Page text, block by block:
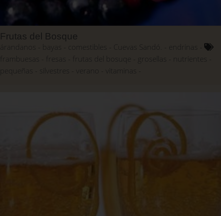
Frutas del Bosque
bayas comestibles Cuevas Sandó.
endrinas
frambuesas
fresas frutas del bosuqe grosellas
nutrientes
pequeñas
silvestres verano vitaminas